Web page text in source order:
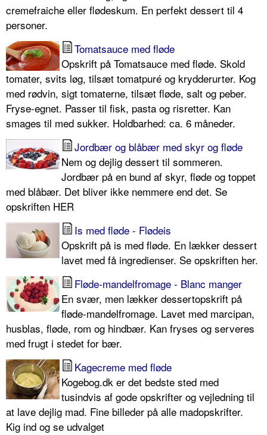
cremefraiche eller flødeskum. En perfekt dessert til 4
personer.
Tomatsauce med fløde
Opskrift på Tomatsauce med fløde. Skold
tomater, svits løg, tilsæt tomatpuré og krydderurter. Kog
med rødvin, sigt tomaterne, tilsæt fløde, salt og peber.
Fryse-egnet. Passer til fisk, pasta og risretter. Kan
smages til med sukker. Holdbarhed: ca. 6 måneder.
Jordbær og blåbær med skyr og fløde
Nem og dejlig dessert til sommeren.
Jordbær på en bund af skyr, fløde og toppet
med blåbær. Det bliver ikke nemmere end det. Se
opskriften HER
Is med fløde - Flødeis
Opskrift på is med fløde. En lækker dessert
lavet med få ingredienser. Se opskriften her.
Fløde-mandelfromage - Blanc manger
En svær, men lækker dessertopskrift på
fløde-mandelfromage. Lavet med marcipan,
husblas, fløde, rom og hindbær. Kan fryses og serveres
med frugt i stedet for bær.
Kagecreme med fløde
Kogebog.dk er det bedste sted med
tusindvis af gode opskrifter og vejledning til
at lave dejlig mad. Fine billeder på alle madopskrifter.
Kig ind og se udvalget